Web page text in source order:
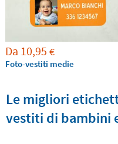
Da 10,95 €
Foto-vestiti medie
Le migliori
vestiti di bambini